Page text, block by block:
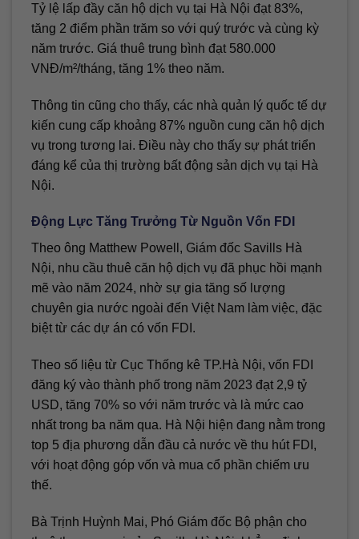
Tỷ lệ lấp đầy căn hộ dịch vụ tại Hà Nội đạt 83%,
tăng 2 điểm phần trăm so với quý trước và cùng kỳ
năm trước. Giá thuê trung bình đạt 580.000
VNĐ/m²/tháng, tăng 1% theo năm.
Thông tin cũng cho thấy, các nhà quản lý quốc tế dự
kiến cung cấp khoảng 87% nguồn cung căn hộ dịch
vụ trong tương lai. Điều này cho thấy sự phát triển
đáng kể của thị trường bất động sản dịch vụ tại Hà
Nội.
Động Lực Tăng Trưởng Từ Nguồn Vốn FDI
Theo ông Matthew Powell, Giám đốc Savills Hà
Nội, nhu cầu thuê căn hộ dịch vụ đã phục hồi mạnh
mẽ vào năm 2024, nhờ sự gia tăng số lượng
chuyên gia nước ngoài đến Việt Nam làm việc, đặc
biệt từ các dự án có vốn FDI.
Theo số liệu từ Cục Thống kê TP.Hà Nội, vốn FDI
đăng ký vào thành phố trong năm 2023 đạt 2,9 tỷ
USD, tăng 70% so với năm trước và là mức cao
nhất trong ba năm qua. Hà Nội hiện đang nằm trong
top 5 địa phương dẫn đầu cả nước về thu hút FDI,
với hoạt động góp vốn và mua cổ phần chiếm ưu
thế.
Bà Trịnh Huỳnh Mai, Phó Giám đốc Bộ phận cho